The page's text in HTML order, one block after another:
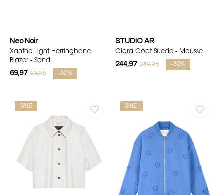
Neo Noir
Xanthe Light Herringbone
Blazer - Sand
69,97 99,95 -30%
STUDIO AR
Clara Coat Suede - Mousse
244,97 349,95 -30%
SALE SALE